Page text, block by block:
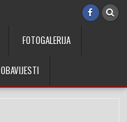
FOTOGALERIJA
OBAVIJESTI